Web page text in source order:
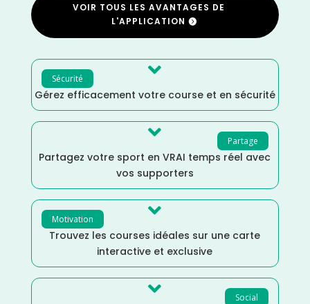
VOIR TOUS LES AVANTAGES DE
L'APPLICATION
Sécurité 
Gérez efficacement votre course et en sécurité
Partage

Partagez votre sport en VRAI temps réel avec
vos supporters
Motivation 
Trouvez les courses idéales sur une carte
interactive et exclusive
Social
